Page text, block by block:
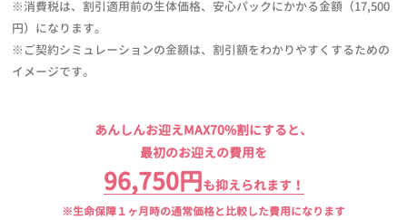
※消費税は、割引適用前の生体価格、安心パックにかかる金額（17,500
円）になります。
※ご契約シミュレーションの金額は、割引額をわかりやすくするための
イメージです。
あんしんお迎えMAX70%割にすると、
最初のお迎えの費用を
96,750円も抑えられます！
※生命保障１ヶ月時の通常価格と比較した費用になります